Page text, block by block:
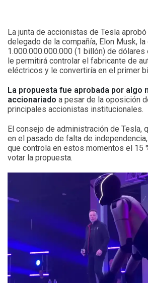
La junta de accionistas de Tesla
delegado de la compañía, Elon Musk,
1.000.000.000.000 (1 billón) de dólares
le permitirá controlar el fabricante de
eléctricos y le convertiría en el primer
La propuesta fue aprobada por algo
accionariado a pesar de la oposición
principales accionistas institucionales.
El consejo de administración de Tesla,
en el pasado de falta de
que controla en estos momentos el 15
votar la propuesta.